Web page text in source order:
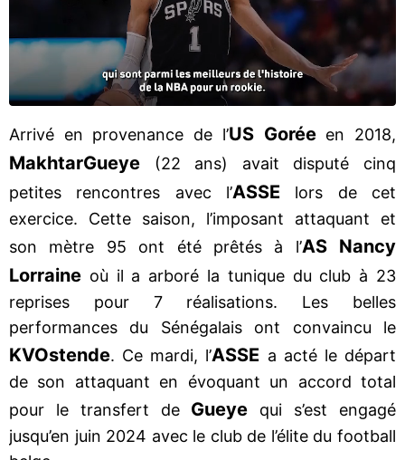
Arrivé en provenance de l’US Goréeen 2018,
MakhtarGueye (22 ans) avait disputé cinq
petites rencontres avec l’ASSE lors de cet
exercice. Cette saison, l’imposant attaquant et
son mètre 95 ont été prêtés à l’AS Nancy
Lorraine où il a arboré la tunique du club à 23
reprises pour 7 réalisations. Les belles
performances du Sénégalais ont convaincu le
KVOstende. Ce mardi, l’ASSE a acté le départ
de son attaquant en évoquant un accord total
pour le transfert de Gueye qui s’est engagé
jusqu’en juin 2024 avec le club de l’élite du football